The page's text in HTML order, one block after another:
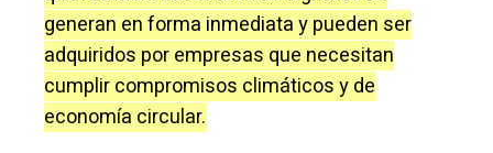
generan en forma inmediata y pueden ser
adquiridos por empresas que necesitan
cumplir compromisos climáticos y de
economía circular.